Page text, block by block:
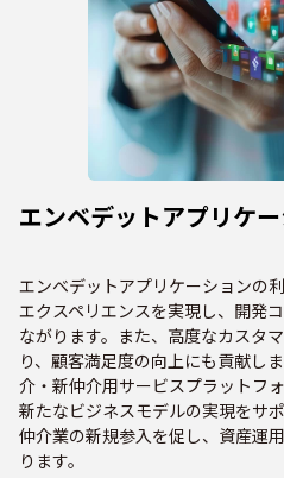
エンベデットアプリケ
エンベデットアプリケーションの
エクスペリエンスを実現し、開発
ながります。また、高度なカスタ
り、顧客満足度の向上にも貢献し
介・新仲介用サービスプラットフ
新たなビジネスモデルの実現をサ
仲介業の新規参入を促し、資産運
ります。